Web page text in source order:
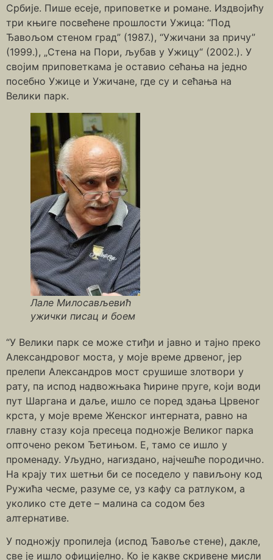
Србије. Пише есеје, приповетке и романе. Издвојићу
три књиге посвећене прошлости Ужица: “Под
Ђавољом стеном град” (1987.), “Ужичани за причу”
(1999.), „Стена на Пори, љубав у Ужицу“ (2002.). У
својим приповеткама је оставио сећања на једно
посебно Ужице и Ужичане, где су и сећања на
Велики парк.
Лале Милосављевић
ужички писац и боем
“У Велики парк се може стиђи и јавно и тајно преко
Александровог моста, у моје време дрвеног, јер
прелепи Александров мост срушише злотвори у
рату, па испод надвожњака ћирине пруге, који води
пут Шаргана и даље, ишло се поред здања Црвеног
крста, у моје време Женског интерната, равно на
главну стазу која пресеца подножје Великог парка
опточено реком Ђетињом. Е, тамо се ишло у
променаду. Уљудно, нагиздано, најчешће породично.
На крају тих шетњи би се поседело у павиљону код
Ружића чесме, разуме се, уз кафу са ратлуком, а
уколико сте дете – малина са содом без
алтернативе.
У подножју пропилеја (испод Ђавоље стене), дакле,
све је ишло официјелно. Ко је какве скривене мисли